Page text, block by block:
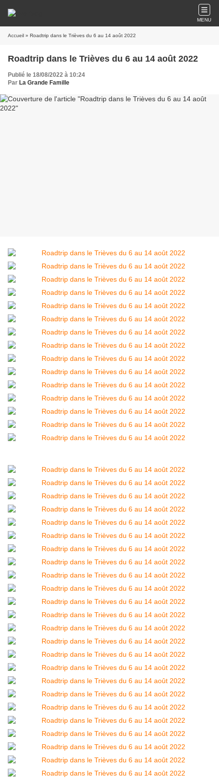
MENU
Accueil » Roadtrip dans le Trièves du 6 au 14 août 2022
Roadtrip dans le Trièves du 6 au 14 août 2022
Publié le 18/08/2022 à 10:24
Par La Grande Famille